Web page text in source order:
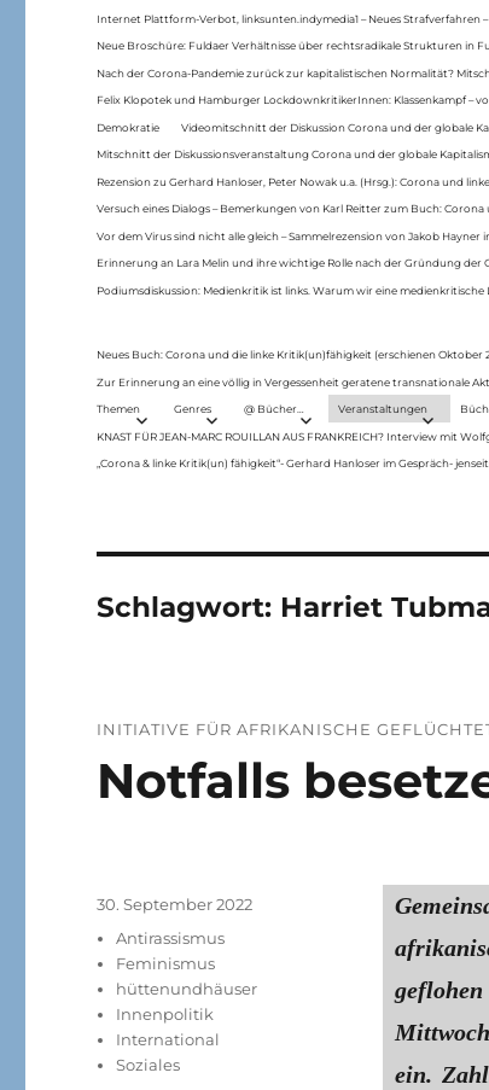
Internet Plattform-Verbot, linksunten.indymedia1 – Neues Strafverfahren
Neue Broschüre: Fuldaer Verhältnisse über rechtsradikale Strukturen in
Nach der Corona-Pandemie zurück zur kapitalistischen Normalität?
Felix Klopotek und Hamburger LockdownkritikerInnen: Klassenkampf –
Demokratie Videomitschnitt der Diskussion Corona und der globale
Mitschnitt der Diskussionsveranstaltung Corona und der globale
Rezension zu Gerhard Hanloser, Peter Nowak u.a. (Hrsg.): Corona und
Versuch eines Dialogs – Bemerkungen von Karl Reitter zum Buch:
Vor dem Virus sind nicht alle gleich – Sammelrezension von Jakob Hayner
Erinnerung an Lara Melin und ihre wichtige Rolle nach der Gründung der
Podiumsdiskussion: Medienkritik ist links. Warum wir eine
Neues Buch: Corona und die linke Kritik(un)fähigkeit (erschienen Oktober
Zur Erinnerung an eine völlig in Vergessenheit geratene transnationale
Themen Genres @ Bücher… Veranstaltungen
KNAST FÜR JEAN-MARC ROUILLAN AUS FRANKREICH? Interview mit
„Corona & linke Kritik(un) fähigkeit“- Gerhard Hanloser im Gespräch-
Schlagwort: Harriet
INITIATIVE FÜR AFRIKANISCHE
Notfalls
ein.
Veröffentlicht
30. September 2022
Kategorien
Antirassismus
Feminismus
hüttenundhäuser
Innenpolitik
International
Soziales